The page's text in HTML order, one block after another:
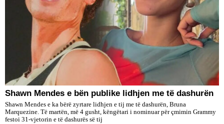
​Shawn Mendes e bën publike lidhjen me të dashurën
Shawn Mendes e ka bërë zyrtare lidhjen e tij me të dashurën, Bruna
Marquezine. Të martën, më 4 gusht, këngëtari i nominuar për çmimin Grammy
festoi 31-vjetorin e të dashurës së tij